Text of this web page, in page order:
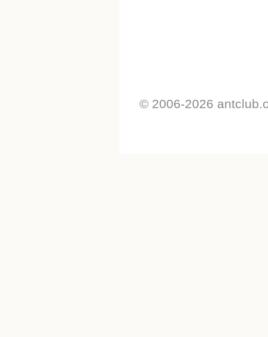
© 2006-2026